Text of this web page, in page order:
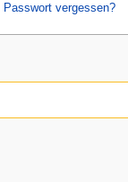
Passwort vergessen?